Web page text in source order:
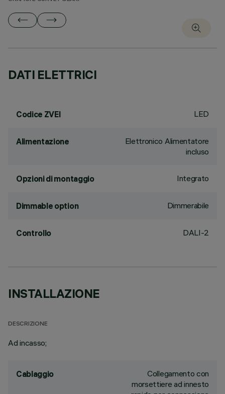
DATI ELETTRICI
Codice ZVEI LED
Alimentazione
Elettronico Alimentatore
incluso
Opzioni di montaggio Integrato
Dimmable option Dimmerabile
Controllo DALI-2
INSTALLAZIONE
DESCRIZIONE
Ad incasso;
Cablaggio
Collegamento con
morsettiere ad innesto